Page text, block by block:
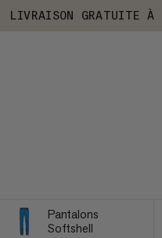
LIVRAISON GRATUITE
Pantalons
Softshell